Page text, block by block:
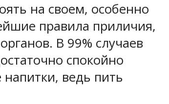
на своем, особенно
правила приличия,
В 99% случаев
спокойно
ведь пить